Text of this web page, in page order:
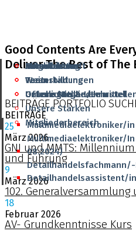
Good Contents Are
Deliver The Best of The
BEITRÄGEPORTFOLIO
BEITRÄGE
25
März 2026
GNI und MMTS:
und Führung
9
März 2026
102. Generalversammlung
18
Februar 2026
AV- Grundkenntnisse Kurs
Aktuelles
Veranstaltungen
Offene Stellen/
Grundbildung
Multimediaelektroniker/in
Multimediaelektroniker/In
08.2024)
Detailhandelsfachmann/-
Detailhandelsassistent/in
Weiterbildung
Unterlagen & Lehrmittel
Mitgliedschaft
Team
Unsere Mitglieder
Unsere Stärken
Mitgliederbereich
Infrastruktur
Team
Geschichte